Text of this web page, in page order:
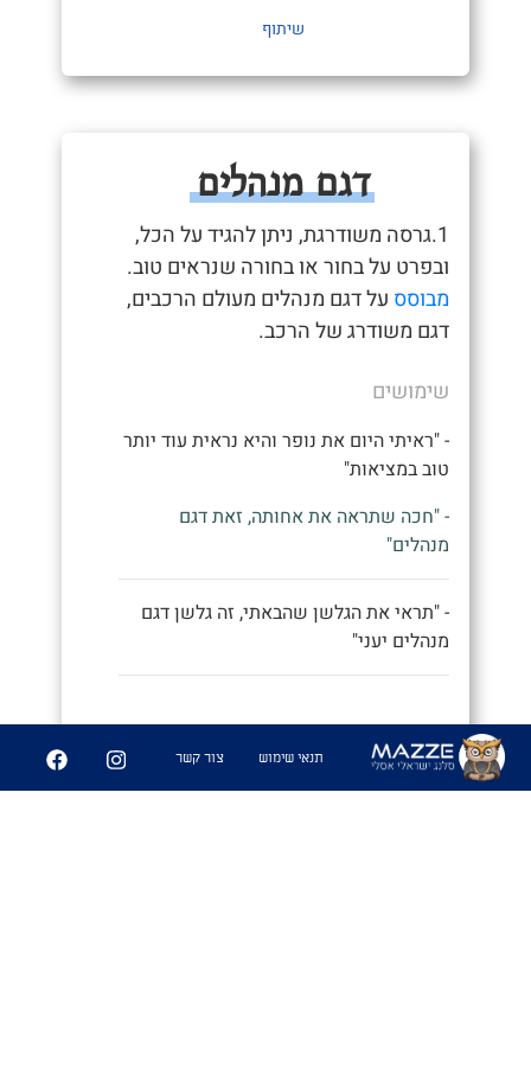
שיתוף
דגם מנהלים
1.גרסה משודרגת, ניתן להגיד על הכל,
ובפרט על בחור או בחורה שנראים טוב.
מבוסס על דגם מנהלים מעולם הרכבים,
דגם משודרג של הרכב.
שימושים
- "ראיתי היום את נופר והיא נראית עוד יותר
טוב במציאות"
- "חכה שתראה את אחותה, זאת דגם
מנהלים"
- "תראי את הגלשן שהבאתי, זה גלשן דגם
מנהלים יעני"
תנאי שימוש צור קשר